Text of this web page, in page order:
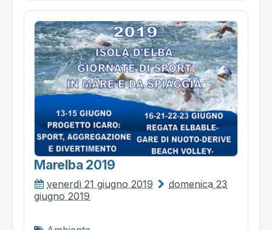
Marelba 2019
venerdì 21 giugno 2019
domenica 23
giugno 2019